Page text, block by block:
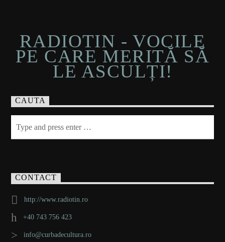
RADIOTIN - VOCILE
PE CARE MERITĂ SĂ
LE ASCULȚI!
CAUTA
CONTACT
http://www.radiotin.ro
+40 743 756 423
info@curbadecultura.ro